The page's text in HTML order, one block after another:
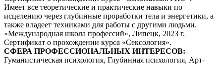
Имеет все теоретические и практические навыки по
исцелению через глубинные проработки тела и энергетики, а
также владеет техниками для работы с другими людьми.
«Международная школа профессий», Липецк, 2023 г.
Сертификат о прохождении курса «Сексология».
СФЕРА ПРОФЕССИОНАЛЬНЫХ ИНТЕРЕСОВ:
Гуманистическая психология, Глубинная психология, Арт-